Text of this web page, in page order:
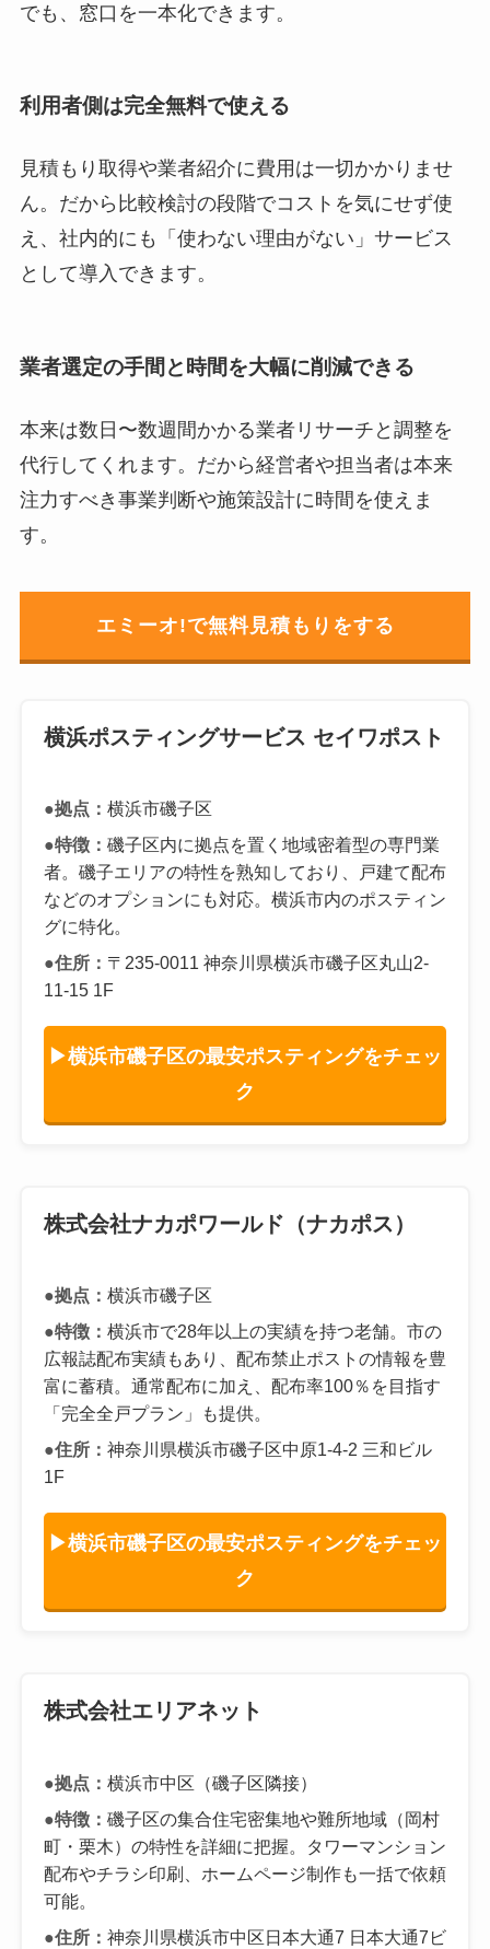
でも、窓口を一本化できます。
利用者側は完全無料で使える
見積もり取得や業者紹介に費用は一切かかりませ
ん。だから比較検討の段階でコストを気にせず使
え、社内的にも「使わない理由がない」サービス
として導入できます。
業者選定の手間と時間を大幅に削減できる
本来は数日〜数週間かかる業者リサーチと調整を
代行してくれます。だから経営者や担当者は本来
注力すべき事業判断や施策設計に時間を使えま
す。
エミーオ!で無料見積もりをする
横浜ポスティングサービス セイワポスト
●拠点： 横浜市磯子区
●特徴： 磯子区内に拠点を置く地域密着型の専門業
者。磯子エリアの特性を熟知しており、戸建て配布
などのオプションにも対応。横浜市内のポスティン
グに特化。
●住所： 〒235-0011 神奈川県横浜市磯子区丸山2-
11-15 1F
▶横浜市磯子区の最安ポスティングをチェッ
ク
株式会社ナカポワールド（ナカポス）
●拠点： 横浜市磯子区
●特徴： 横浜市で28年以上の実績を持つ老舗。市の
広報誌配布実績もあり、配布禁止ポストの情報を豊
富に蓄積。通常配布に加え、配布率100％を目指す
「完全全戸プラン」も提供。
●住所： 神奈川県横浜市磯子区中原1-4-2 三和ビル
1F
▶横浜市磯子区の最安ポスティングをチェッ
ク
株式会社エリアネット
●拠点： 横浜市中区（磯子区隣接）
●特徴： 磯子区の集合住宅密集地や難所地域（岡村
町・栗木）の特性を詳細に把握。タワーマンション
配布やチラシ印刷、ホームページ制作も一括で依頼
可能。
●住所： 神奈川県横浜市中区日本大通7 日本大通7ビ